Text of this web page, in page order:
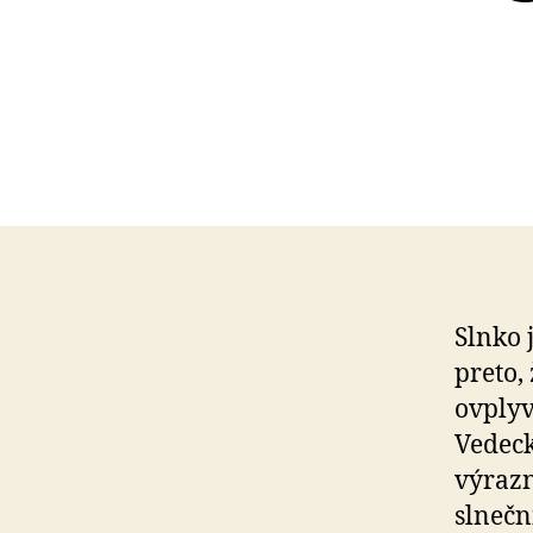
Slnko
preto,